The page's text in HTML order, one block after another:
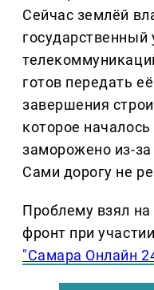
Сейчас землёй
государственный
готов передать
завершения
которое
заморожено из-
Сами дорогу не
Проблему взял
фронт при
"Самара Онлайн